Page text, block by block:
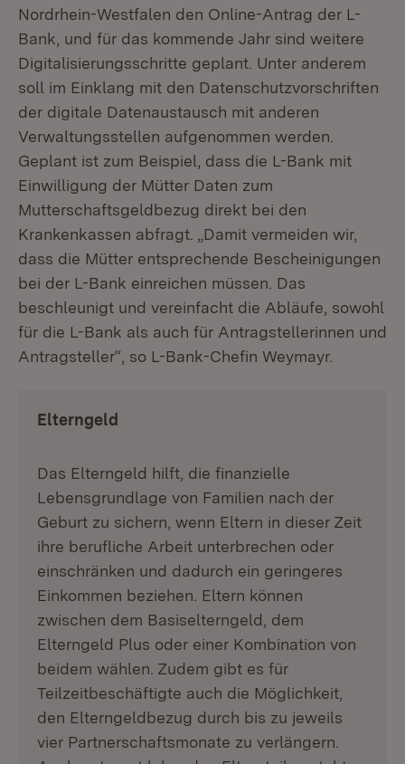
Nordrhein-Westfalen den Online-Antrag der L-
Bank, und für das kommende Jahr sind weitere
Digitalisierungsschritte geplant. Unter anderem
soll im Einklang mit den Datenschutzvorschriften
der digitale Datenaustausch mit anderen
Verwaltungsstellen aufgenommen werden.
Geplant ist zum Beispiel, dass die L-Bank mit
Einwilligung der Mütter Daten zum
Mutterschaftsgeldbezug direkt bei den
Krankenkassen abfragt. „Damit vermeiden wir,
dass die Mütter entsprechende Bescheinigungen
bei der L-Bank einreichen müssen. Das
beschleunigt und vereinfacht die Abläufe, sowohl
für die L-Bank als auch für Antragstellerinnen und
Antragsteller“, so L-Bank-Chefin Weymayr.
Elterngeld
Das Elterngeld hilft, die finanzielle
Lebensgrundlage von Familien nach der
Geburt zu sichern, wenn Eltern in dieser Zeit
ihre berufliche Arbeit unterbrechen oder
einschränken und dadurch ein geringeres
Einkommen beziehen. Eltern können
zwischen dem Basiselterngeld, dem
Elterngeld Plus oder einer Kombination von
beidem wählen. Zudem gibt es für
Teilzeitbeschäftigte auch die Möglichkeit,
den Elterngeldbezug durch bis zu jeweils
vier Partnerschaftsmonate zu verlängern.